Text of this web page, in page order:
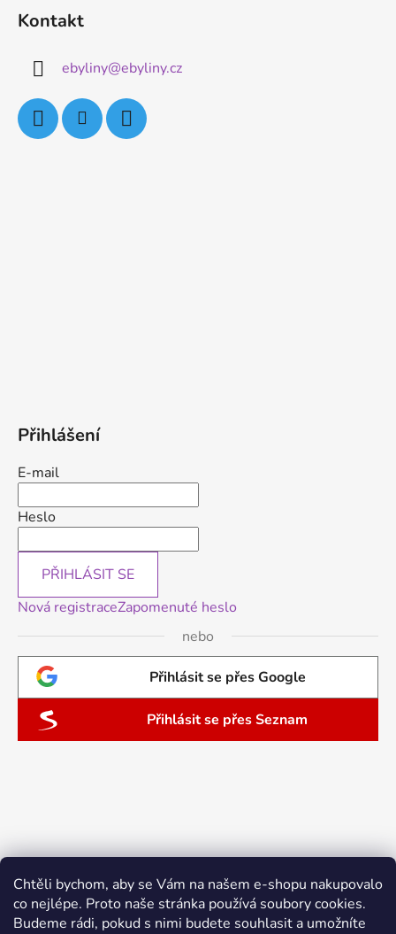
Chtěli bychom, aby se Vám na našem e-shopu nakupovalo
co nejlépe. Proto naše stránka používá soubory cookies.
Budeme rádi, pokud s nimi budete souhlasit a umožníte
Kontakt
ebyliny@ebyliny.cz
Přihlášení
E-mail
Heslo
PŘIHLÁSIT SE
Nová registraceZapomenuté heslo
nebo
Přihlásit se přes Google
Přihlásit se přes Seznam